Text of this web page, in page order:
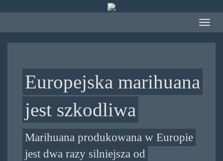
treści
Toggle
Europejska marihuana
jest szkodliwa
Marihuana produkowana w Europie
jest dwa razy silniejsza od